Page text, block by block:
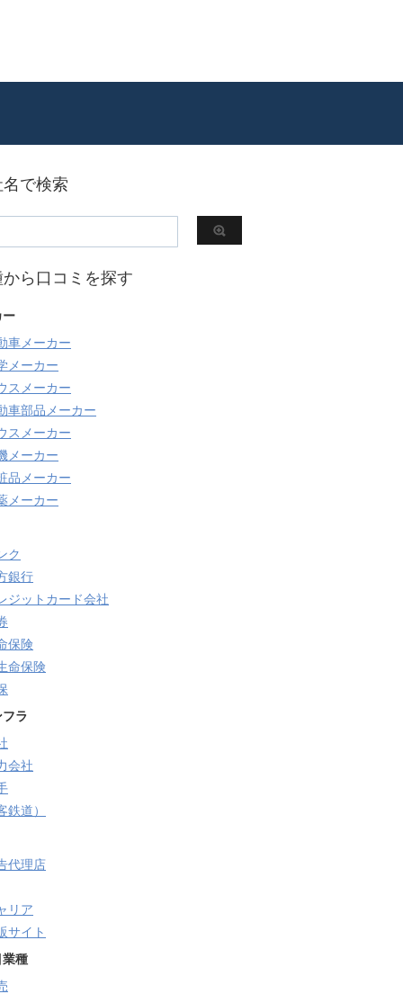
で検索
ら口コミを探す
ー
車メーカー
メーカー
スメーカー
車部品メーカー
スメーカー
メーカー
品メーカー
メーカー
ク
銀行
ジットカード会社
保険
命保険
ラ
会社
鉄道）
代理店
リア
サイト
業種